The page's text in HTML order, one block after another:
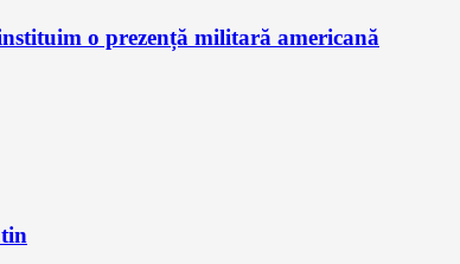
o prezență militară americană